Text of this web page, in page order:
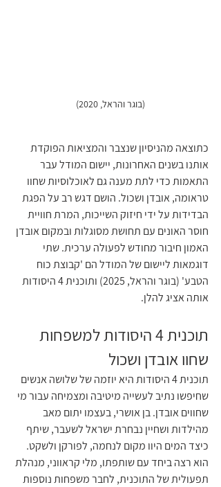
(בוגר והראל, 2020)
כתוצאה מהניסיון שנצבר והמציאות הפוקדת
אותנו בשנים האחרונות, יישום המודל עבר
התאמות כדי לתת מענה גם לאוכלוסיות שחוו
טראומה, אובדן ושכול. הושם דגש רב על הפגת
הבדידות על ידי חיזוק השייכות, המרת חוויית
חוסר האונים עם תחושת מסוגלות ובמקום אובדן
האמון חיבור מחודש לפעולה ערכית. שתי
דוגמאות ליישום של המודל הם 'קבוצת כוח
הטבע' (בוגר והראל, 2025) ותוכנית 4 היסודות
אותה אציג להלן.
תוכנית 4 היסודות למשפחות
שחוו אובדן ושכול
תוכנית 4 היסודות היא יוזמה של שלושה אנשים
שחיפשו נתיב לעשייה מיטיבה ומצמיחה עבור מי
שחווים אובדן. בן אושרי, בעצמו יתום מאב
מהילדות ושחיין נבחרת ישראל לשעבר, שיתף
כיצד המים היוו מקום לנחמה, לפורקן ולשקט.
הוא רצה ביחד עם שותפתו, מלי קראווני, מנהלת
תפעולית של התוכנית, לחבר משפחות נוספות